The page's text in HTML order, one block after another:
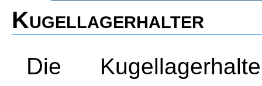
Kugellagerhalter
Die Kugellagerhalter sind aus Kanthölzern